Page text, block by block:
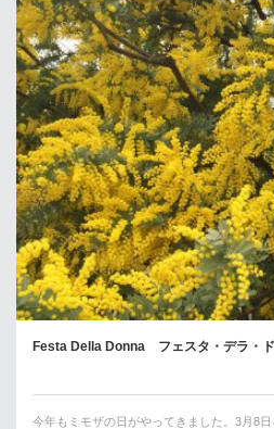
Festa Della Donna フェスタ・デラ・
今年もミモザの日がやってきました。3月8